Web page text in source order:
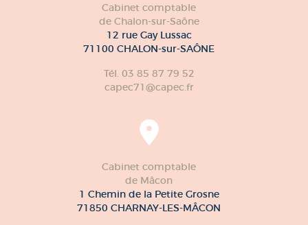
Cabinet comptable
de Chalon-sur-Saône
12 rue Gay Lussac
71100 CHALON-sur-SAÔNE
Tél. 03 85 87 79 52
capec71@capec.fr
Cabinet comptable
de Mâcon
1 Chemin de la Petite Grosne
71850 CHARNAY-LES-MÂCON